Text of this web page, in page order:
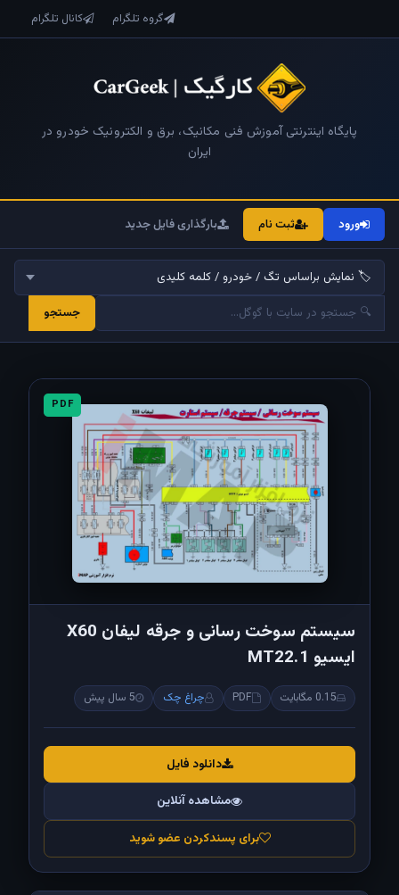
گروه تلگرام کانال تلگرام
پایگاه اینترنتی آموزش فنی مکانیک، برق و الکترونیک خودرو در
ایران
ورود ثبت نام بارگذاری فایل جدید
جستجو
PDF
سیستم سوخت رسانی و جرقه لیفان X60
ایسیو MT22.1
0.15 مگابایت PDF چراغ چک 5 سال پیش
دانلود فایل
مشاهده آنلاین
برای پسندکردن عضو شوید